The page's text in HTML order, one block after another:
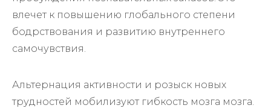
влечет к повышению глобального степени
бодрствования и развитию внутреннего
самочувствия.
Альтернация активности и розыск новых
трудностей мобилизуют гибкость мозга мозга.